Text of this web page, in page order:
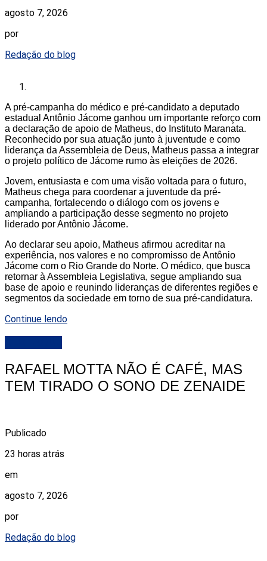
agosto 7, 2026
por
Redação do blog
A pré-campanha do médico e pré-candidato a deputado
estadual Antônio Jácome ganhou um importante reforço com
a declaração de apoio de Matheus, do Instituto Maranata.
Reconhecido por sua atuação junto à juventude e como
liderança da Assembleia de Deus, Matheus passa a integrar
o projeto político de Jácome rumo às eleições de 2026.
Jovem, entusiasta e com uma visão voltada para o futuro,
Matheus chega para coordenar a juventude da pré-
campanha, fortalecendo o diálogo com os jovens e
ampliando a participação desse segmento no projeto
liderado por Antônio Jácome.
Ao declarar seu apoio, Matheus afirmou acreditar na
experiência, nos valores e no compromisso de Antônio
Jácome com o Rio Grande do Norte. O médico, que busca
retornar à Assembleia Legislativa, segue ampliando sua
base de apoio e reunindo lideranças de diferentes regiões e
segmentos da sociedade em torno de sua pré-candidatura.
Continue lendo
RAFAEL MOTTA NÃO É CAFÉ, MAS
TEM TIRADO O SONO DE ZENAIDE
Publicado
23 horas atrás
em
agosto 7, 2026
por
Redação do blog